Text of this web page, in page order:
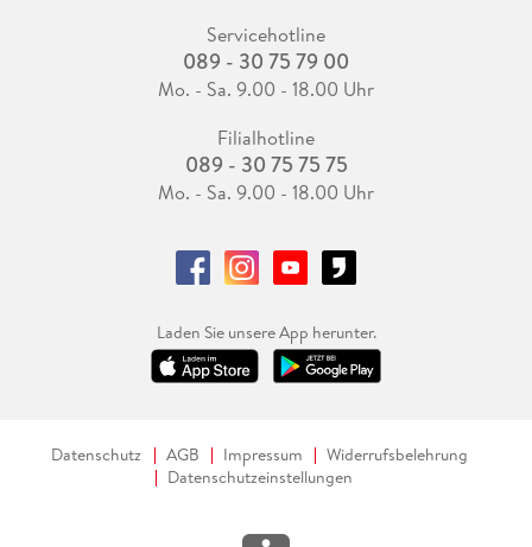
Servicehotline
089 - 30 75 79 00
Mo. - Sa. 9.00 - 18.00 Uhr
Filialhotline
089 - 30 75 75 75
Mo. - Sa. 9.00 - 18.00 Uhr
Laden Sie unsere App herunter.
Datenschutz AGB Impressum
Widerrufsbelehrung
Datenschutzeinstellungen